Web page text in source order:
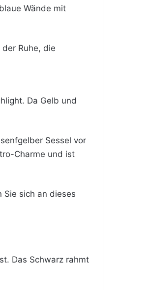
Wände mit
Ruhe, die
Da Gelb und
Sessel vor
Charme und ist
Sie sich an dieses
Das Schwarz rahmt